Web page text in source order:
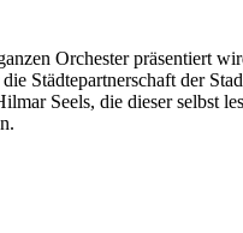
Orchester präsentiert
Städtepartnerschaft der
Seels, die dieser selbst